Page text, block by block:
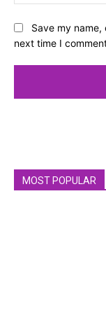
Save my
next time I
MOST POPULAR